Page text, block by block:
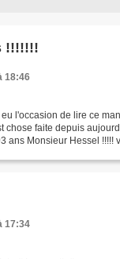
!!!!!!!
18:46
l'occasion de lire ce
chose faite depuis
ans Monsieur Hessel !!!!!
17:34